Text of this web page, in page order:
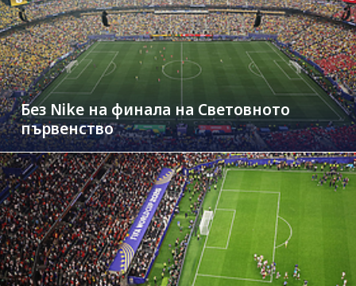
Без Nike на финала на Световното
първенство